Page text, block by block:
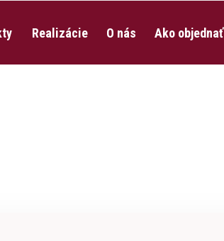
Realizácie O nás Ako objednať